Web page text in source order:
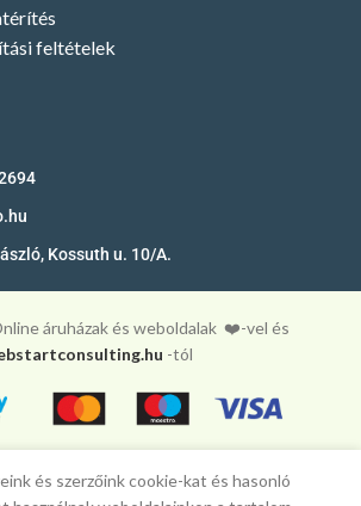
feltételek
Kossuth u. 10/A.
áruházak és weboldalak ❤️-vel és
-tól
és szerzőink cookie-kat és hasonló